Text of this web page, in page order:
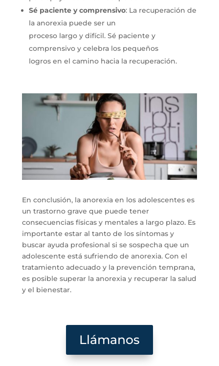
Sé paciente y comprensivo: La recuperación de
la anorexia puede ser un
proceso largo y difícil. Sé paciente y
comprensivo y celebra los pequeños
logros en el camino hacia la recuperación.
En conclusión, la anorexia en los adolescentes es
un trastorno grave que puede tener
consecuencias físicas y mentales a largo plazo. Es
importante estar al tanto de los síntomas y
buscar ayuda profesional si se sospecha que un
adolescente está sufriendo de anorexia. Con el
tratamiento adecuado y la prevención temprana,
es posible superar la anorexia y recuperar la salud
y el bienestar.
Llámanos